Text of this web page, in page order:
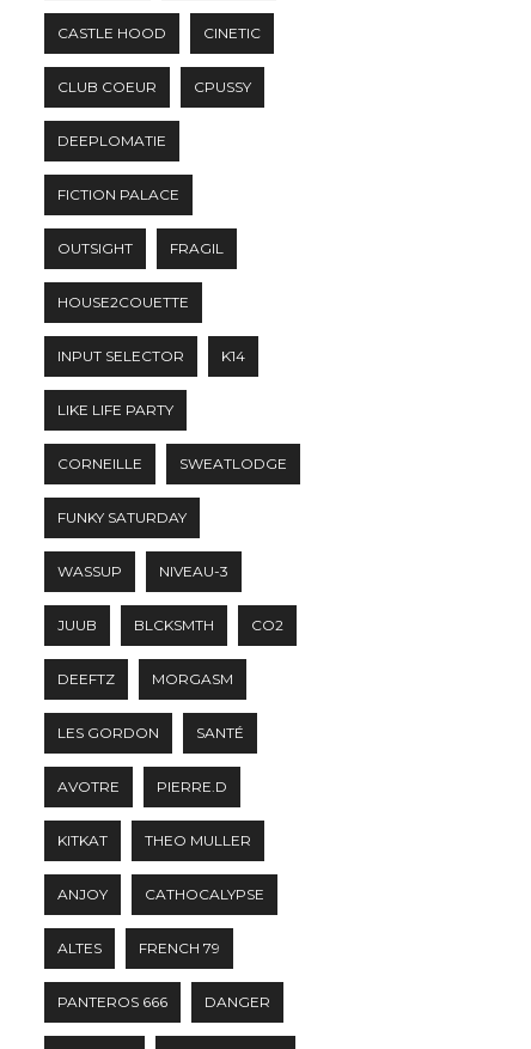
CASTLE HOOD CINETIC
CLUB COEUR CPUSSY
DEEPLOMATIE
FICTION PALACE
OUTSIGHT FRAGIL
HOUSE2COUETTE
INPUT SELECTOR K14
LIKE LIFE PARTY
CORNEILLE SWEATLODGE
FUNKY SATURDAY
WASSUP NIVEAU-3
JUUB BLCKSMTH CO2
DEEFTZ MORGASM
LES GORDON SANTÉ
AVOTRE PIERRE.D
KITKAT THEO MULLER
ANJOY CATHOCALYPSE
ALTES FRENCH 79
PANTEROS 666 DANGER